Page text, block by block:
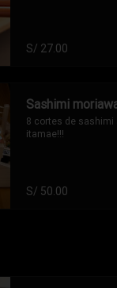
S/ 27.00
Sashimi
8 cortes de sashimi
itamae!!!
S/ 50.00